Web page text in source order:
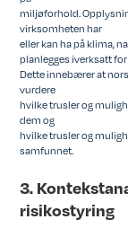
miljøforhold.
virksomheten har
eller kan ha på klima,
planlegges iverksatt
Dette innebærer at
vurdere
hvilke trusler og
dem og
hvilke trusler og
samfunnet.
3.
risikostyring